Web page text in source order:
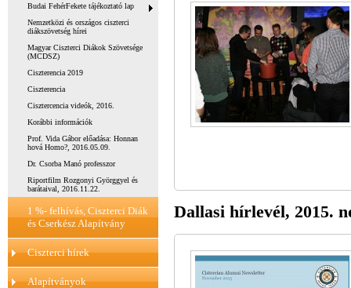
Budai FehérFekete tájékoztató lap
Nemzetközi és országos ciszterci
diákszövetség hírei
Magyar Ciszterci Diákok Szövetsége
(MCDSZ)
Ciszterencia 2019
Ciszterencia
Cisztercencia videók, 2016.
Korábbi információk
Prof. Vida Gábor előadása: Honnan
hová Homo?, 2016.05.09.
Dr. Csorba Manó professzor
Riportfilm Rozgonyi Györggyel és
barátaival, 2016.11.22.
1 %- felhívás, Ciszterci Diák
és Cserkész Alapítvány
Ciszterci hírek
Alapítványok
Dallasi hírlevél, 2015.